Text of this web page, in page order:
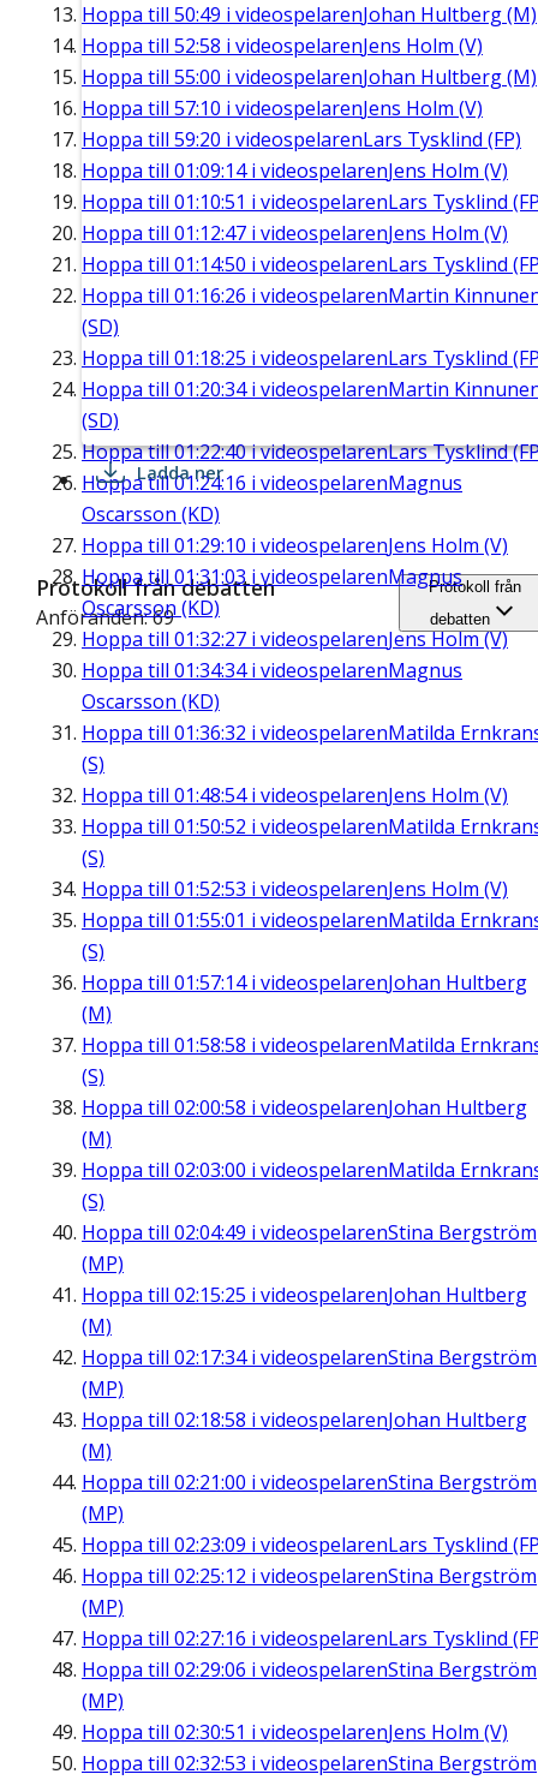
Hoppa till 50:49 i videospelarenJohan Hultberg (M)
Hoppa till 52:58 i videospelarenJens Holm (V)
Hoppa till 55:00 i videospelarenJohan Hultberg (M)
Hoppa till 57:10 i videospelarenJens Holm (V)
Hoppa till 59:20 i videospelarenLars Tysklind (FP)
Hoppa till 01:09:14i videospelarenJens Holm (V)
Hoppa till 01:10:51 i videospelarenLars Tysklind
Hoppa till 01:12:47 i videospelarenJens Holm (V)
Hoppa till 01:14:50 i videospelarenLars Tysklind
Hoppa till 01:16:26 i videospelarenMartin
(SD)
Hoppa till 01:18:25 i videospelarenLars Tysklind
Hoppa till 01:20:34i videospelarenMartin
(SD)
Hoppa till01:22:40i videospelarenLars Tysklind
Hoppa till01:24:16 i videospelarenMagnus
Oscarsson (KD)
Hoppa till 01:29:10 i videospelarenJens Holm (V)
Hoppa till 01:31:03 i videospelarenMagnus
Oscarsson (KD)
Hoppa till 01:32:27 i videospelarenJens Holm (V)
Hoppa till 01:34:34i videospelarenMagnus
Oscarsson (KD)
Hoppa till 01:36:32 i videospelarenMatilda
(S)
Hoppa till 01:48:54i videospelarenJens Holm (V)
Hoppa till 01:50:52 i videospelarenMatilda
(S)
Hoppa till 01:52:53 i videospelarenJens Holm (V)
Hoppa till 01:55:01 i videospelarenMatilda
(S)
Hoppa till 01:57:14i videospelarenJohan Hultberg
(M)
Hoppa till 01:58:58 i videospelarenMatilda
(S)
Hoppa till 02:00:58 i videospelarenJohan Hultberg
(M)
Hoppa till 02:03:00 i videospelarenMatilda
(S)
Hoppa till 02:04:49 i videospelarenStina Bergström
(MP)
Hoppa till 02:15:25 i videospelarenJohan Hultberg
(M)
Hoppa till 02:17:34i videospelarenStina Bergström
(MP)
Hoppa till 02:18:58 i videospelarenJohan Hultberg
(M)
Hoppa till 02:21:00 i videospelarenStina Bergström
(MP)
Hoppa till 02:23:09 i videospelarenLars Tysklind
Hoppa till 02:25:12 i videospelarenStina Bergström
(MP)
Hoppa till 02:27:16 i videospelarenLars Tysklind
Hoppa till 02:29:06 i videospelarenStina Bergström
(MP)
Hoppa till 02:30:51 i videospelarenJens Holm (V)
Hoppa till 02:32:53 i videospelarenStina Bergström
Ladda ner
Protokoll från debatten
Anföranden: 69
Protokoll från
debatten